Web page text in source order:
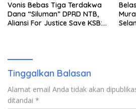
Vonis Bebas Tiga Terdakwa
Dana “Siluman” DPRD NTB,
Aliansi For Justice Save KSB:
Tinggalkan Balasan
Alamat email Anda tidak akan
ditandai *